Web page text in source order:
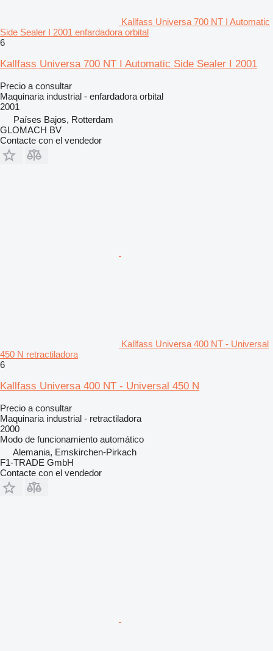
Kallfass Universa 700 NT I Automatic
Side Sealer I 2001 enfardadora orbital
6
Kallfass Universa 700 NT I Automatic Side Sealer I 2001
Precio a consultar
Maquinaria industrial - enfardadora orbital
2001
Países Bajos, Rotterdam
GLOMACH BV
Contacte con el vendedor
Kallfass Universa 400 NT - Universal
450 N retractiladora
6
Kallfass Universa 400 NT - Universal 450 N
Precio a consultar
Maquinaria industrial - retractiladora
2000
Modo de funcionamiento automático
Alemania, Emskirchen-Pirkach
F1-TRADE GmbH
Contacte con el vendedor